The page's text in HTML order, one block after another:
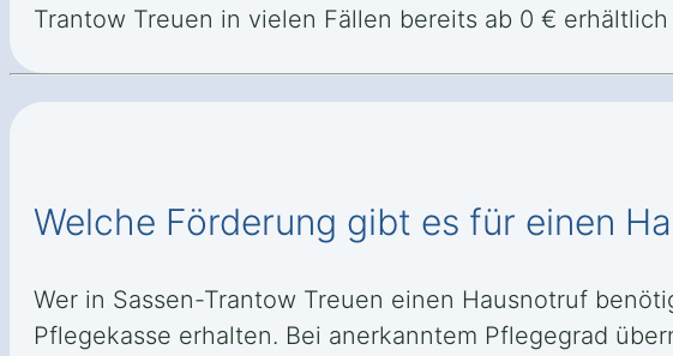
Trantow Treuen in vielen Fällen bereits ab 0 €
Welche Förderung gibt es für einen
Wer in Sassen-Trantow Treuen einen Hausnotruf
Pflegekasse erhalten. Bei anerkanntem Pflegegrad